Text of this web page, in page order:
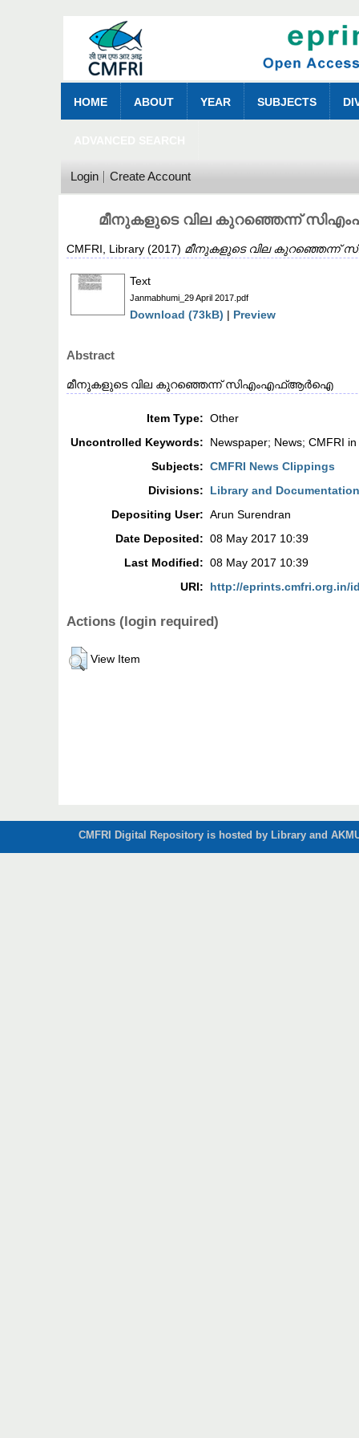
HOME ABOUT YEAR SUBJECTS
Login Create Account
മീനുകളുടെ വില കുറഞ്ഞെന്ന്
CMFRI, Library (2017) മീനുകളുടെ വില കുറഞ്ഞെന്ന്
Text
Janmabhumi_29 April 2017.pdf
Download (73kB) | Preview
Abstract
മീനുകളുടെ വില കുറഞ്ഞെന്ന് സിഎംഎഫ്ആർഐ
Item Type: Other
Uncontrolled Keywords:
Newspaper; News; CMFRI
Subjects: CMFRI News Clippings
Divisions:
Library and
Depositing User: Arun Surendran
Date Deposited: 08 May 2017 10:39
Last Modified: 08 May 2017 10:39
URI:
http://eprints.cmfri.org.in/
Actions (login required)
View Item
CMFRI Digital Repository is hosted by Library and